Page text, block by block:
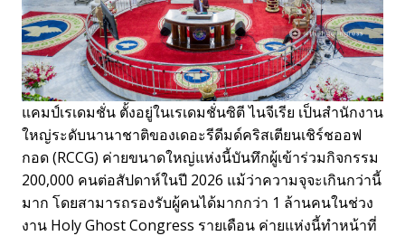
แคมป์เรเดมชั่น ตั้งอยู่ในเรเดมชั่นซิตี ไนจีเรีย เป็นสำนักงาน
ใหญ่ระดับนานาชาติของเดอะรีดีมด์คริสเตียนเชิร์ชออฟ
กอด (RCCG) ค่ายขนาดใหญ่แห่งนี้บันทึกผู้เข้าร่วมกิจกรรม
200,000 คนต่อสัปดาห์ในปี 2026 แม้ว่าความจุจะเกินกว่านี้
มาก โดยสามารถรองรับผู้คนได้มากกว่า 1 ล้านคนในช่วง
งาน Holy Ghost Congress รายเดือน ค่ายแห่งนี้ทำหน้าที่